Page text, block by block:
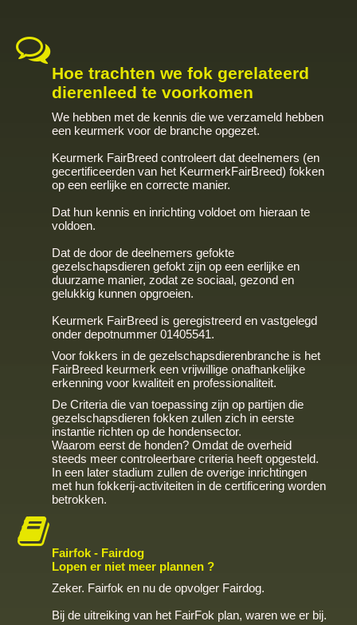
Hoe trachten we fok gerelateerd
dierenleed te voorkomen
We hebben met de kennis die we verzameld hebben
een keurmerk voor de branche opgezet.
Keurmerk FairBreed controleert dat deelnemers (en
gecertificeerden van het KeurmerkFairBreed) fokken
op een eerlijke en correcte manier.
Dat hun kennis en inrichting voldoet om hieraan te
voldoen.
Dat de door de deelnemers gefokte
gezelschapsdieren gefokt zijn op een eerlijke en
duurzame manier, zodat ze sociaal, gezond en
gelukkig kunnen opgroeien.
Keurmerk FairBreed is geregistreerd en vastgelegd
onder depotnummer 01405541.
Voor fokkers in de gezelschapsdierenbranche is het
FairBreed keurmerk een vrijwillige onafhankelijke
erkenning voor kwaliteit en professionaliteit.
De Criteria die van toepassing zijn op partijen die
gezelschapsdieren fokken zullen zich in eerste
instantie richten op de hondensector.
Waarom eerst de honden? Omdat de overheid
steeds meer controleerbare criteria heeft opgesteld.
In een later stadium zullen de overige inrichtingen
met hun fokkerij-activiteiten in de certificering worden
betrokken.
Fairfok - Fairdog
Lopen er niet meer plannen ?
Zeker. Fairfok en nu de opvolger Fairdog.
Bij de uitreiking van het FairFok plan, waren we er bij.